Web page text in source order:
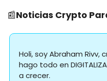
📰Noticias Crypto
Holi, soy Abraham
hago todo en
a crecer.